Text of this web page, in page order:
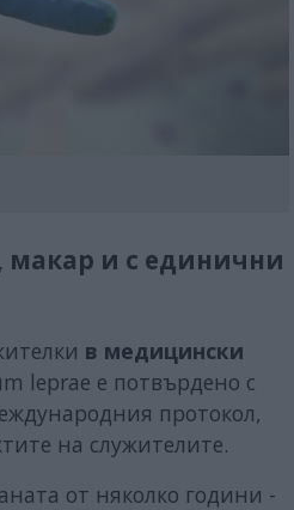
макар и с единични
в медицински
leprae е потвърдено с
протокол,
на служителите.
от няколко години -